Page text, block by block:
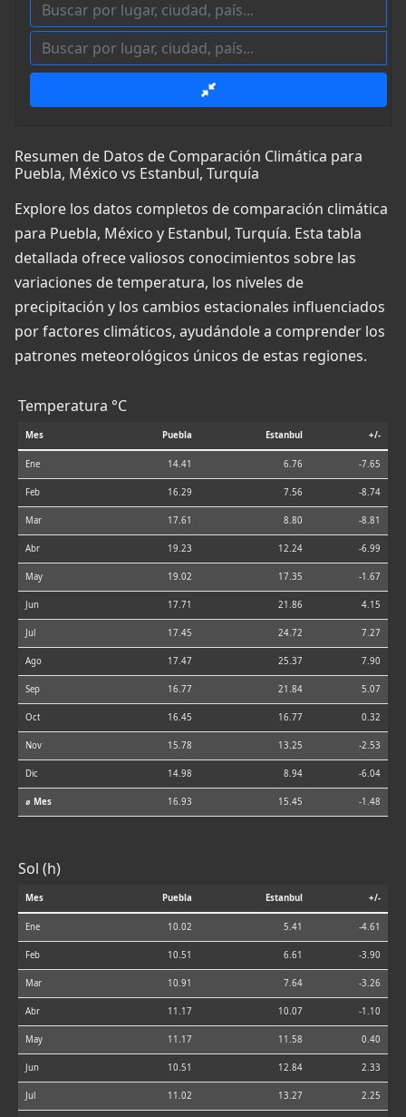
Resumen de Datos de Comparación Climática para
Puebla, México vs Estanbul, Turquía
Explore los datos completos de comparación climática
para Puebla, México y Estanbul, Turquía. Esta tabla
detallada ofrece valiosos conocimientos sobre las
variaciones de temperatura, los niveles de
precipitación y los cambios estacionales influenciados
por factores climáticos, ayudándole a comprender los
patrones meteorológicos únicos de estas regiones.
Temperatura °C
Mes Puebla Estanbul +/-
Ene 14.41 6.76 -7.65
Feb 16.29 7.56 -8.74
Mar 17.61 8.80 -8.81
Abr 19.23 12.24 -6.99
May 19.02 17.35 -1.67
Jun 17.71 21.86 4.15
Jul 17.45 24.72 7.27
Ago 17.47 25.37 7.90
Sep 16.77 21.84 5.07
Oct 16.45 16.77 0.32
Nov 15.78 13.25 -2.53
Dic 14.98 8.94 -6.04
⌀ Mes 16.93 15.45 -1.48
Sol (h)
Mes Puebla Estanbul +/-
Ene 10.02 5.41 -4.61
Feb 10.51 6.61 -3.90
Mar 10.91 7.64 -3.26
Abr 11.17 10.07 -1.10
May 11.17 11.58 0.40
Jun 10.51 12.84 2.33
Jul 11.02 13.27 2.25